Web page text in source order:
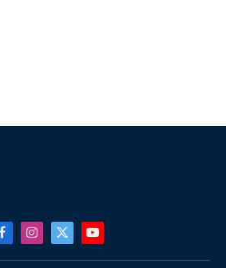
FacebookInstagram
X
YouTube